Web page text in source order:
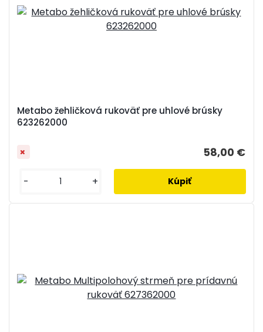
Metabo žehličková rukoväť pre uhlové brúsky
623262000
58,00 €
- +